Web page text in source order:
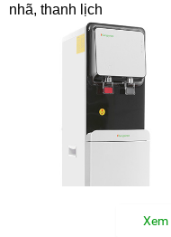
nhã, thanh lịch
Xem